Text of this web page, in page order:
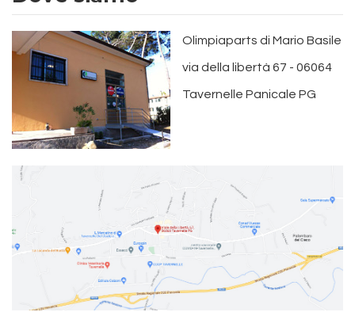
Olimpiaparts di Mario Basile
via della libertà 67 - 06064
Tavernelle Panicale PG